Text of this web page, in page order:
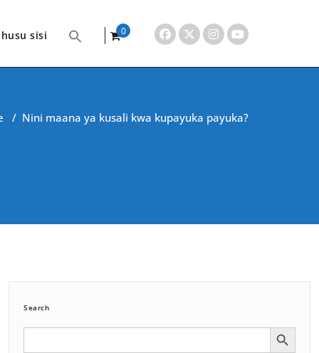
sisi
0
/ Nini maana ya kusali kwa kupayuka payuka?
Search
Search Search Button